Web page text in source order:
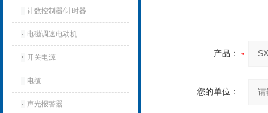
计数控制器/计时器
电磁调速电动机
开关电源
电缆
声光报警器
产品：
您的单位：